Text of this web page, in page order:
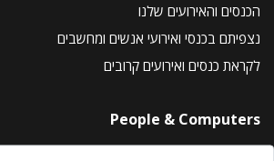
הכנסים והאירועים שלנו
נצפיתם בכנסי ואירועי אנשים ומחשבים
לקראת כנסים ואירועים קרובים
People & Computers
About Us